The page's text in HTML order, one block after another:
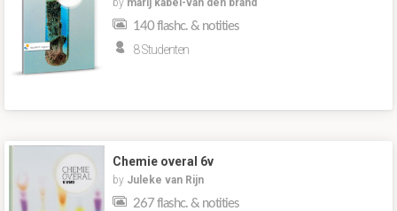
by marij kabel-van den brand
140 flashc. & notities
8 Studenten
Chemie overal 6v
by Juleke van Rijn
267 flashc. & notities